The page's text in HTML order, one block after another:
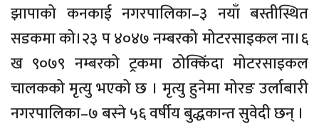
झापाको कनकाई नगरपालिका–३ नयाँ बस्तीस्थित
सडकमा को।२३ प ४०४७ नम्बरको मोटरसाइकल ना।६
ख ९०७९ नम्बरको ट्रकमा ठोक्किँदा मोटरसाइकल
चालकको मृत्यु भएको छ । मृत्यु हुनेमा मोरङ उर्लाबारी
नगरपालिका–७ बस्ने ५६ वर्षीय बुद्धकान्त सुवेदी छन् ।